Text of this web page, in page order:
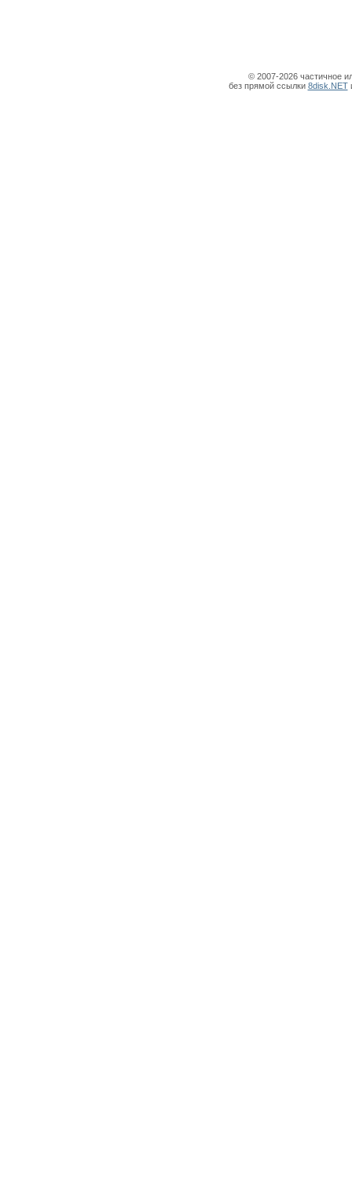
© 2007-2026 частичное
без прямой ссылки 8disk.NET